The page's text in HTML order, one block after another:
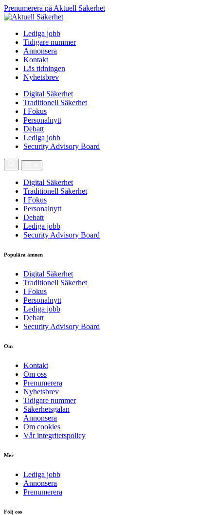
Prenumerera på Aktuell Säkerhet
Lediga jobb
Tidigare nummer
Annonsera
Kontakt
Läs tidningen
Nyhetsbrev
Digital Säkerhet
Traditionell Säkerhet
I Fokus
Personalnytt
Debatt
Lediga jobb
Security Advisory Board
Digital Säkerhet
Traditionell Säkerhet
I Fokus
Personalnytt
Debatt
Lediga jobb
Security Advisory Board
Populära ämnen
Digital Säkerhet
Traditionell Säkerhet
I Fokus
Personalnytt
Lediga jobb
Debatt
Security Advisory Board
Om
Kontakt
Om oss
Prenumerera
Nyhetsbrev
Tidigare nummer
Säkerhetsgalan
Annonsera
Om cookies
Vår integritetspolicy
Mer
Lediga jobb
Annonsera
Prenumerera
Följ oss